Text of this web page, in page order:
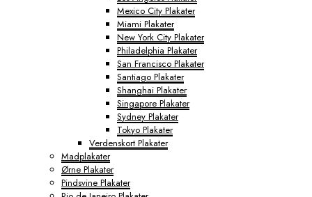
Mexico City Plakater
Miami Plakater
New York City Plakater
Philadelphia Plakater
San Francisco Plakater
Santiago Plakater
Shanghai Plakater
Singapore Plakater
Sydney Plakater
Tokyo Plakater
Verdenskort Plakater
Madplakater
Ørne Plakater
Pindsvine Plakater